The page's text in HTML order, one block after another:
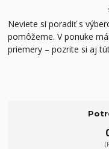
Neviete si poradiť s
pomôžeme. V ponuke
priemery – pozrite si aj